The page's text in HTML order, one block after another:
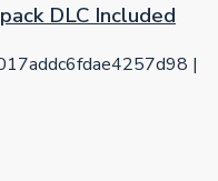
DLC Included
|